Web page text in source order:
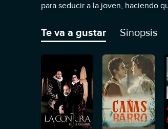
para seducir a la joven, haciendo
Te va a gustar Sinopsis